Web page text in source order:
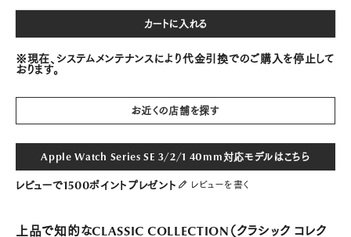
カートに入れる
※現在、システムメンテナンスにより代金引換でのご購入を停止して
おります。
お近くの店舗を探す
Apple Watch Series SE 3/2/1 40mm対応モデルはこちら
レビューで1500ポイントプレゼント レビューを書く
上品で知的なCLASSIC COLLECTION（クラシック コレク